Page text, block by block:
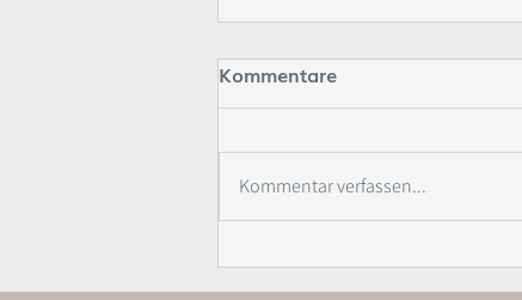
Kommentare
Kommentar verfassen...